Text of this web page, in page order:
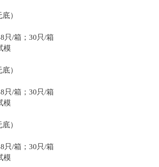
）
只/箱；30只/箱
模
）
只/箱；30只/箱
模
）
只/箱；30只/箱
模